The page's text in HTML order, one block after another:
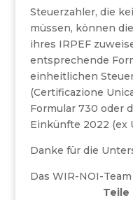
Steuerzahler, die
müssen, können
ihres IRPEF
entsprechende
einheitlichen
(Certificazione
Formular 730 oder
Einkünfte 2022 (ex
Danke für die
Das WIR-NOI-Team
Teile